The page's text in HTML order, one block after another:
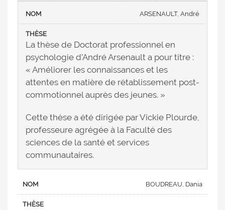
ARSENAULT, André
La thèse de Doctorat professionnel en
psychologie d’André Arsenault a pour titre :
« Améliorer les connaissances et les
attentes en matière de rétablissement post-
commotionnel auprès des jeunes. »
Cette thèse a été dirigée par Vickie Plourde,
professeure agrégée à la Faculté des
sciences de la santé et services
communautaires.
BOUDREAU, Dania